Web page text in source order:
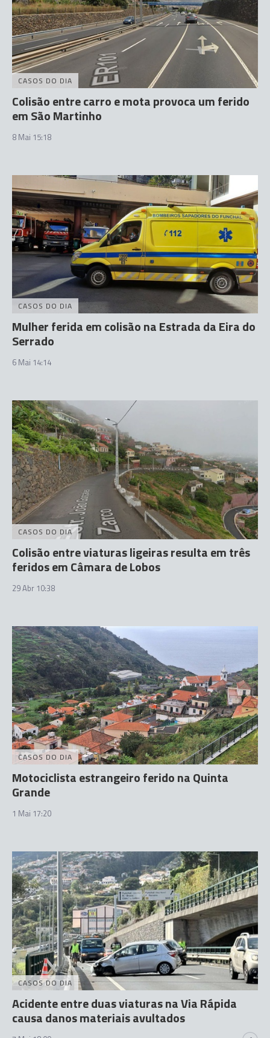
CASOS DO DIA
Colisão entre carro e mota provoca um ferido
em São Martinho
8 Mai 15:18
CASOS DO DIA
Mulher ferida em colisão na Estrada da Eira do
Serrado
6 Mai 14:14
CASOS DO DIA
Colisão entre viaturas ligeiras resulta em três
feridos em Câmara de Lobos
29 Abr 10:38
CASOS DO DIA
Motociclista estrangeiro ferido na Quinta
Grande
1 Mai 17:20
CASOS DO DIA
Acidente entre duas viaturas na Via Rápida
causa danos materiais avultados